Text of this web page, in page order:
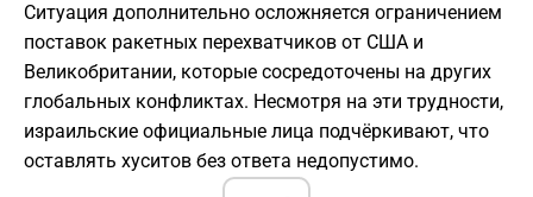
Ситуация дополнительно осложняется ограничением
поставок ракетных перехватчиков от США и
Великобритании, которые сосредоточены на других
глобальных конфликтах. Несмотря на эти трудности,
израильские официальные лица подчёркивают, что
оставлять хуситов без ответа недопустимо.